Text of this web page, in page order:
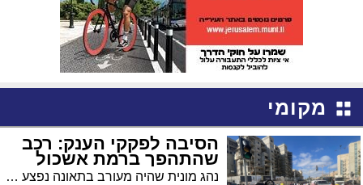
מקומי
הסיבה לפקקי הענק: רכב
שהתהפך ברמת אשכול
נהג מונית שהיה מעורב בתאונה נפצע קל עד בינוני • נהג הרכב ההפוך, כבן 30, נפצע קל • עומסי תנועה נרשמו באזור